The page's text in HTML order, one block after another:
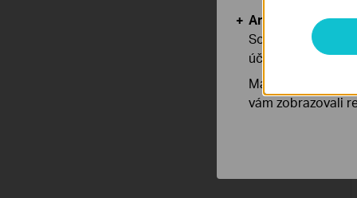
Analytické a
Soubory cookie
účelem zlepšení
Marketingové
vám zobrazovali